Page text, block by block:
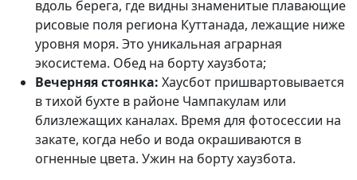
вдоль берега, где видны знаменитые плавающие
рисовые поля региона Куттанада, лежащие ниже
уровня моря. Это уникальная аграрная
экосистема. Обед на борту хаузбота;
Вечерняя стоянка: Хаусбот пришвартовывается
в тихой бухте в районе Чампакулам или
близлежащих каналах. Время для фотосессии на
закате, когда небо и вода окрашиваются в
огненные цвета. Ужин на борту хаузбота.